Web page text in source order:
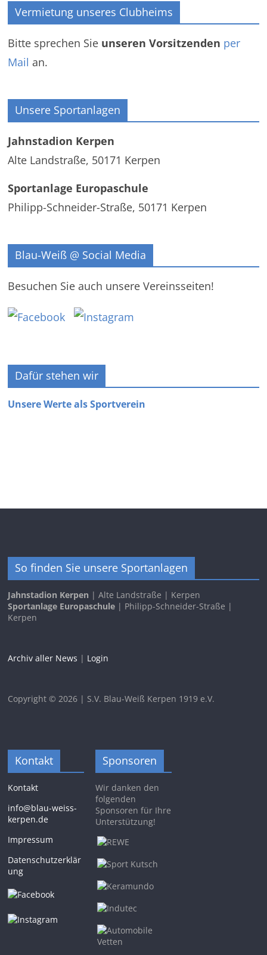
Vermietung unseres Clubheims
Bitte sprechen Sie unseren Vorsitzenden per
Mail an.
Unsere Sportanlagen
Jahnstadion Kerpen
Alte Landstraße, 50171 Kerpen
Sportanlage Europaschule
Philipp-Schneider-Straße, 50171 Kerpen
Blau-Weiß @ Social Media
Besuchen Sie auch unsere Vereinsseiten!
Dafür stehen wir
Unsere Werte als Sportverein
So finden Sie unsere Sportanlagen
Jahnstadion Kerpen | Alte Landstraße | Kerpen
Sportanlage Europaschule | Philipp-Schneider-Straße |
Kerpen
Archiv aller News | Login
Copyright © 2026 | S.V. Blau-Weiß Kerpen 1919 e.V.
Kontakt
Kontakt
info@blau-weiss-
kerpen.de
Impressum
Datenschutzerklär
ung
Sponsoren
Wir danken den
folgenden
Sponsoren für Ihre
Unterstützung!